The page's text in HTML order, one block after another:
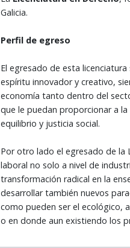
Galicia.
Perfil de egreso
El egresado de esta
espíritu innovador y creativo,
economía tanto dentro del
que le puedan proporcionar a
equilibrio y justicia social.
Por otro lado el egresado de la
laboral no solo a nivel de
transformación radical en la
desarrollar también nuevos
como pueden ser el ecológico,
o en donde aun existiendo los